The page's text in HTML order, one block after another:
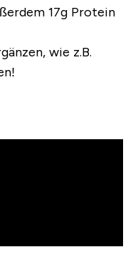
17g Protein
wie z.B.